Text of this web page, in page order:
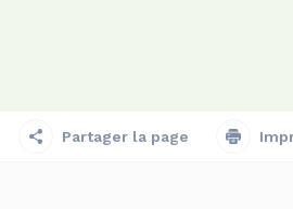
Partager la page